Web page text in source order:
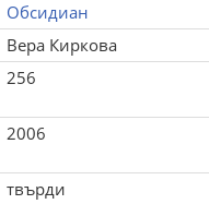
Обсидиан
Вера Киркова
256
2006
твърди